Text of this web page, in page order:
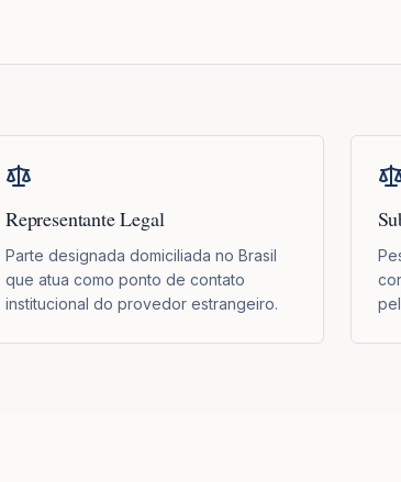
Representante Legal
Parte designada domiciliada no Brasil
que atua como ponto de contato
institucional do provedor estrangeiro.